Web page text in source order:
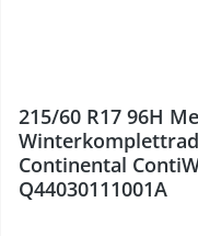
215/60 R17 96H
Continental
Q44030111001A